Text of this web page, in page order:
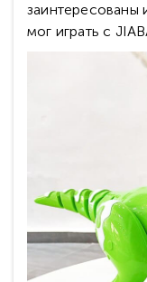
заинтересованы
мог играть с